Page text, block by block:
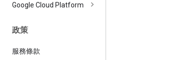
Google Cloud Platform
政策
服務條款